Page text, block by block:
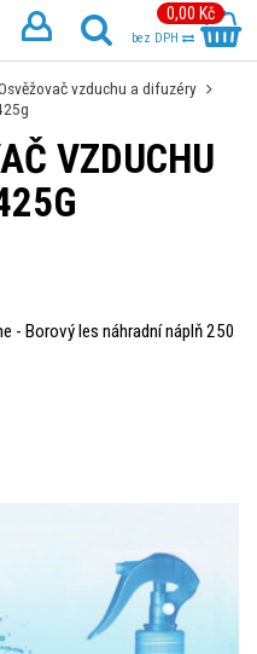
0,00 Kč
bez DPH
vzduchu a difuzéry
VZDUCHU
- Borový les náhradní náplň 250